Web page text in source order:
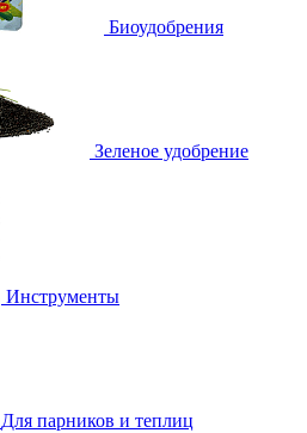
Биоудобрения
Зеленое удобрение
Инструменты
Для парников и теплиц